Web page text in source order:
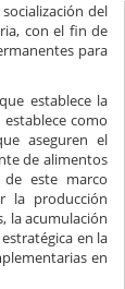
del
con el fin de
para
establece la
como
aseguren el
de alimentos
este marco
la producción
la acumulación
en la
en